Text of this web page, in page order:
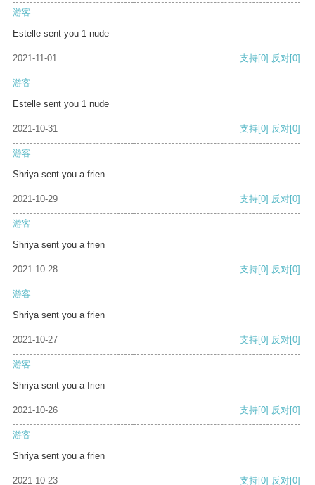
游客
Estelle sent you 1 nude
2021-11-01 支持[0] 反对[0]
游客
Estelle sent you 1 nude
2021-10-31 支持[0] 反对[0]
游客
Shriya sent you a frien
2021-10-29 支持[0] 反对[0]
游客
Shriya sent you a frien
2021-10-28 支持[0] 反对[0]
游客
Shriya sent you a frien
2021-10-27 支持[0] 反对[0]
游客
Shriya sent you a frien
2021-10-26 支持[0] 反对[0]
游客
Shriya sent you a frien
2021-10-23 支持[0] 反对[0]